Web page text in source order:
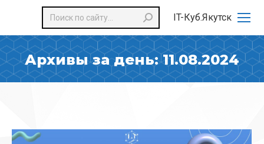
IT-Куб.Якутск
Поиск:
Архивы за день:11.08.2024